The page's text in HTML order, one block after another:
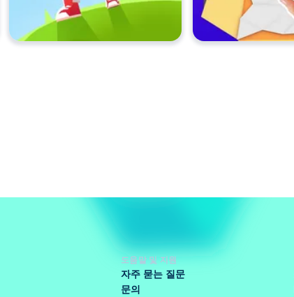
도움말 및 지원
자주 묻는 질문
문의